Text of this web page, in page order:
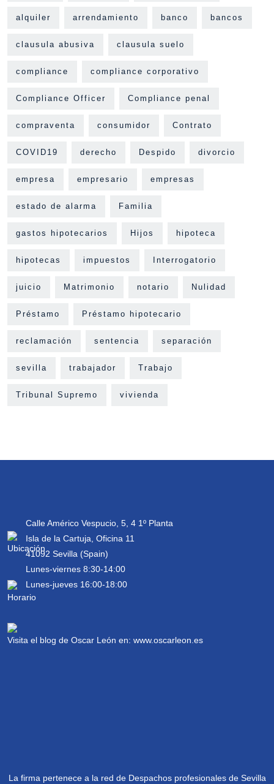
alquiler arrendamiento banco bancos
clausula abusiva clausula suelo
compliance compliance corporativo
Compliance Officer Compliance penal
compraventa consumidor Contrato
COVID19 derecho Despido divorcio
empresa empresario empresas
estado de alarma Familia
gastos hipotecarios Hijos hipoteca
hipotecas impuestos Interrogatorio
juicio Matrimonio notario Nulidad
Préstamo Préstamo hipotecario
reclamación sentencia separación
sevilla trabajador Trabajo
Tribunal Supremo vivienda
Calle Américo Vespucio, 5, 4 1º Planta
Isla de la Cartuja, Oficina 11
41092 Sevilla (Spain)
Lunes-viernes 8:30-14:00
Lunes-jueves 16:00-18:00
Visita el blog de Oscar León en: www.oscarleon.es
La firma pertenece a la red de Despachos profesionales de Sevilla